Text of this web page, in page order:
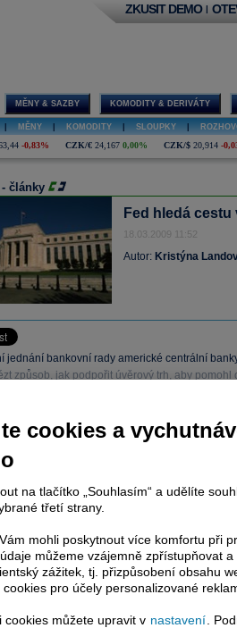
ZKUSIT DEMO |
MĚNY & SAZBY KOMODITY & DERIVÁTY
MĚNY KOMODITY SLOUPKY
-0,83% CZK/€ 24,167 0,00% CZK/$ 20,914 -
- články
Fed hledá
18.03.2009 11:52
Autor: Kristýna
jednání bankovní rady americké centrální
způsob, jak podpořit úvěrový trh, aby pomohl
článku je dostupné jen klientům
služeb, potom je nutné sePřihlásit.
kekompletnímu zpravodajství
bez jakýchkoliv omezení. Veškeré
komentáře a horké zprávy jsou
terminálovou metodou (bez
a v plné verzi.
cookies a
na tlačítko „Souhlasím“ a udělíte
třetí strany.
mohli poskytnout více komfortu při
můžeme vzájemně zpřístupňovat
zážitek, tj. přizpůsobení obsahu
pro účely personalizované
cookies můžete upravit v nastavení .